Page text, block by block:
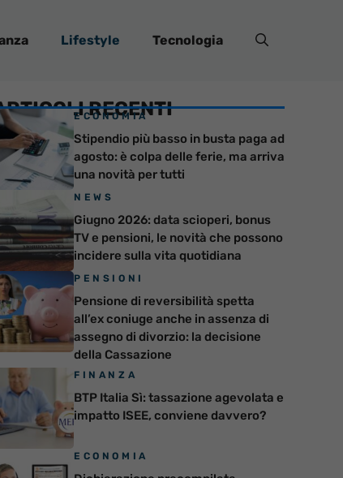
Lifestyle Tecnologia
RECENTI
ECONOMIA
Stipendio più basso in busta paga ad
agosto: è colpa delle ferie, ma arriva
una novità per tutti
NEWS
Giugno 2026: data scioperi, bonus
TV e pensioni, le novità che possono
incidere sulla vita quotidiana
PENSIONI
Pensione di reversibilità spetta
all’ex coniuge anche in assenza di
assegno di divorzio: la decisione
della Cassazione
FINANZA
BTP Italia Sì: tassazione agevolata e
impatto ISEE, conviene davvero?
ECONOMIA